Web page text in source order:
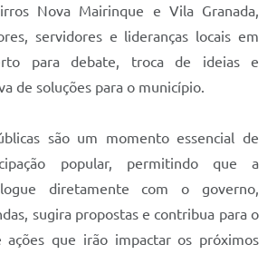
Nova Mairinque e Vila Granada,
servidores e lideranças locais em
para debate, troca de ideias e
de soluções para o município.
são um momento essencial de
popular, permitindo que a
diretamente com o governo,
sugira propostas e contribua para o
ações que irão impactar os próximos